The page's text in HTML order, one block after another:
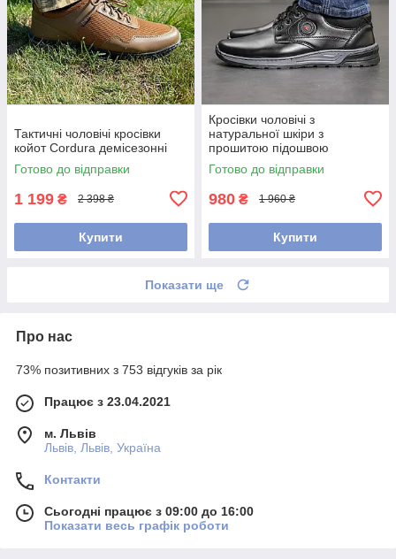
Тактичні чоловічі кросівки
койот Cordura демісезонні
Готово до відправки
1 199 ₴ 2 398 ₴
Купити
Кросівки чоловічі з
натуральної шкіри з
прошитою підошвою
Готово до відправки
980 ₴ 1 960 ₴
Купити
Показати ще
Про нас
73% позитивних з 753 відгуків за рік
Працює з 23.04.2021
м. Львів
Львів, Львів, Україна
Контакти
Сьогодні працює з 09:00 до 16:00
Показати весь графік роботи